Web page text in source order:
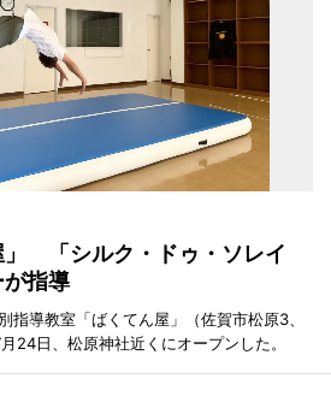
」 「シルク・ドゥ・ソレイ
指導
指導教室「ばくてん屋」（佐賀市松原3、
日、松原神社近くにオープンした。